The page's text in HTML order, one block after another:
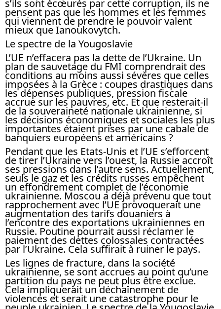
s’ils sont écœurés par cette corruption, ils ne
pensent pas que les hommes et les femmes
qui viennent de prendre le pouvoir valent
mieux que Ianoukovytch.
Le spectre de la Yougoslavie
L’UE n’effacera pas la dette de l’Ukraine. Un
plan de sauvetage du FMI comprendrait des
conditions au moins aussi sévères que celles
imposées à la Grèce : coupes drastiques dans
les dépenses publiques, pression fiscale
accrue sur les pauvres, etc. Et que resterait-il
de la souveraineté nationale ukrainienne, si
les décisions économiques et sociales les plus
importantes étaient prises par une cabale de
banquiers européens et américains ?
Pendant que les Etats-Unis et l’UE s’efforcent
de tirer l’Ukraine vers l’ouest, la Russie accroît
ses pressions dans l’autre sens. Actuellement,
seuls le gaz et les crédits russes empêchent
un effondrement complet de l’économie
ukrainienne. Moscou a déjà prévenu que tout
rapprochement avec l’UE provoquerait une
augmentation des tarifs douaniers à
l’encontre des exportations ukrainiennes en
Russie. Poutine pourrait aussi réclamer le
paiement des dettes colossales contractées
par l’Ukraine. Cela suffirait à ruiner le pays.
Les lignes de fracture, dans la société
ukrainienne, se sont accrues au point qu’une
partition du pays ne peut plus être exclue.
Cela impliquerait un déchaînement de
violences et serait une catastrophe pour le